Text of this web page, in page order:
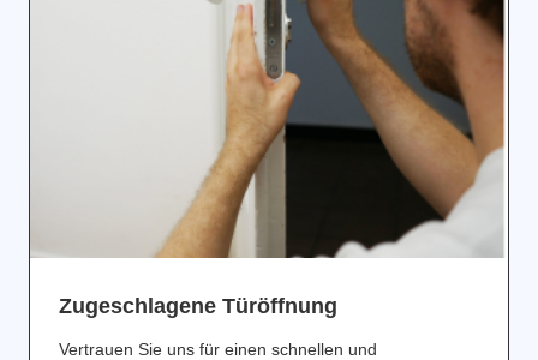
Zugeschlagene Türöffnung
Vertrauen Sie uns für einen schnellen und